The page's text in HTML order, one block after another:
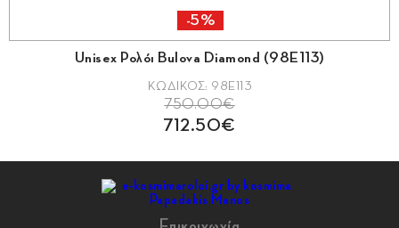
-5%
Unisex Ρολόι Bulova Diamond (98E113)
ΚΩΔΙΚΟΣ: 98E113
750.00€
712.50€